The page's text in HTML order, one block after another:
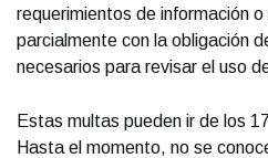
requerimientos de información
parcialmente con la obligación
necesarios para revisar el uso
Estas multas pueden ir de los
Hasta el momento, no se